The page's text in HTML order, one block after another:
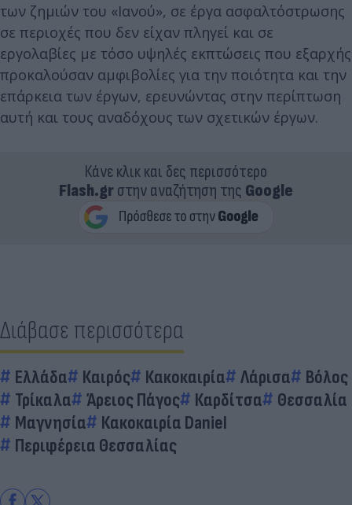
των ζημιών του «Ιανού», σε έργα ασφαλτόστρωσης
σε περιοχές που δεν είχαν πληγεί και σε
εργολαβίες με τόσο υψηλές εκπτώσεις που εξαρχής
προκαλούσαν αμφιβολίες για την ποιότητα και την
επάρκεια των έργων, ερευνώντας στην περίπτωση
αυτή και τους αναδόχους των σχετικών έργων.
Κάνε κλικ και δες περισσότερο
Flash.grστην αναζήτηση της Google
Διάβασε περισσότερα
Ελλάδα Καιρός Κακοκαιρία Λάρισα
Βόλος
Τρίκαλα
Άρειος Πάγος Καρδίτσα
Θεσσαλία
Μαγνησία
Κακοκαιρία Daniel
Περιφέρεια Θεσσαλίας